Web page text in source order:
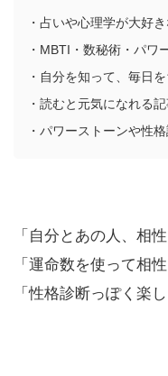
・占いや心理学が大好
・MBTI・数秘術・パワ
・自分を知って、毎日
・読むと元気になれる
・パワーストーンや性
「自分とあの人、相
「運命数を使って相
「性格診断っぽく楽